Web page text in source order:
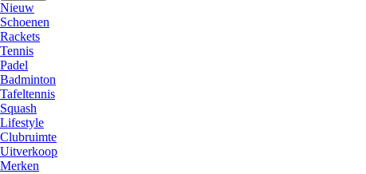
Nieuw
Schoenen
Rackets
Tennis
Padel
Badminton
Tafeltennis
Squash
Lifestyle
Clubruimte
Uitverkoop
Merken